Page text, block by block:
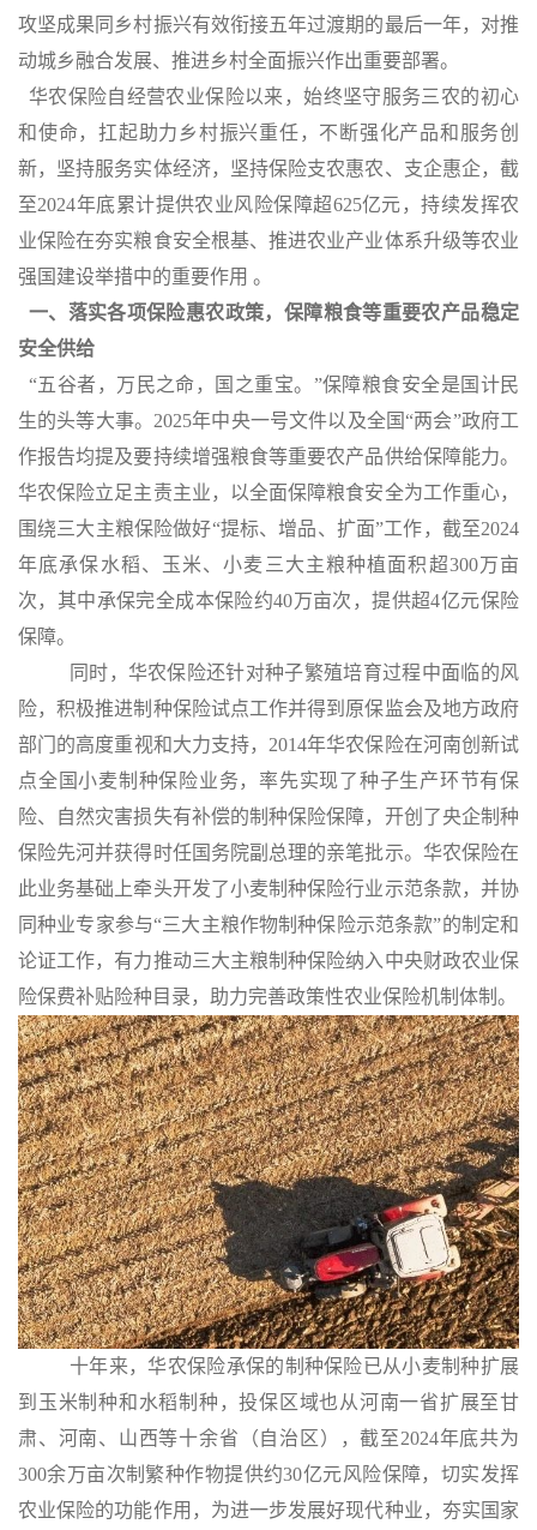
攻坚成果同乡村振兴有效衔接五年过渡期的最后一年，对推
动城乡融合发展、推进乡村全面振兴作出重要部署。
华农保险自经营农业保险以来，始终坚守服务三农的初心
和使命，扛起助力乡村振兴重任，不断强化产品和服务创
新，坚持服务实体经济，坚持保险支农惠农、支企惠企，截
至2024年底累计提供农业风险保障超625亿元，持续发挥农
业保险在夯实粮食安全根基、推进农业产业体系升级等农业
强国建设举措中的重要作用 。
一、落实各项保险惠农政策，保障粮食等重要农产品稳定
安全供给
“五谷者，万民之命，国之重宝。”保障粮食安全是国计民
生的头等大事。 2025年中央一号文件以及全国“两会”政府工
作报告均提及要持续增强粮食等重要农产品供给保障能力。
华农保险立足主责主业，以全面保障粮食安全为工作重心，
围绕三大主粮保险做好“提标、增品、扩面”工作，截至2024
年底承保水稻、玉米、小麦三大主粮种植面积超300万亩
次，其中承保完全成本保险约40万亩次，提供超4亿元保险
保障。
同时，华农保险还针对种子繁殖培育过程中面临的风
险，积极推进制种保险试点工作并得到原保监会及地方政府
部门的高度重视和大力支持， 2014年华农保险在河南创新试
点全国小麦制种保险业务，率先实现了种子生产环节有保
险、自然灾害损失有补偿的制种保险保障，开创了央企制种
保险先河并获得时任国务院副总理的亲笔批示。华农保险在
此业务基础上牵头开发了小麦制种保险行业示范条款，并协
同种业专家参与“三大主粮作物制种保险示范条款”的制定和
论证工作，有力推动三大主粮制种保险纳入中央财政农业保
险保费补贴险种目录，助力完善政策性农业保险机制体制。
十年来，华农保险承保的制种保险已从小麦制种扩展
到玉米制种和水稻制种，投保区域也从河南一省扩展至甘
肃、河南、山西等十余省（自治区），截至2024年底共为
300余万亩次制繁种作物提供约30亿元风险保障，切实发挥
农业保险的功能作用，为进一步发展好现代种业，夯实国家